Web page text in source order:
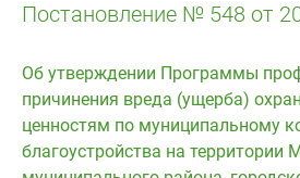
Постановление № 548 от
Об утверждении Программы
причинения вреда (ущерба)
ценностям по муниципальному
благоустройства на территории